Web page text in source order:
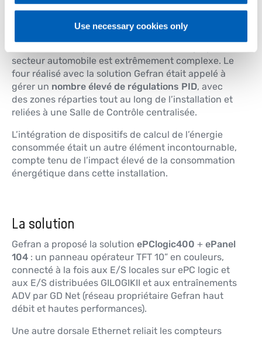
Use necessary cookies only
Le problème
secteur automobile est extrêmement complexe. Le
four réalisé avec la solution Gefran était appelé à
gérer un nombre élevé de régulations PID, avec
des zones réparties tout au long de l’installation et
reliées à une Salle de Contrôle centralisée.
L’intégration de dispositifs de calcul de l’énergie
consommée était un autre élément incontournable,
compte tenu de l’impact élevé de la consommation
énergétique dans cette installation.
La solution
Gefran a proposé la solution ePClogic400 + ePanel
104 : un panneau opérateur TFT 10” en couleurs,
connecté à la fois aux E/S locales sur ePC logic et
aux E/S distribuées GILOGIKII et aux entraînements
ADV par GD Net (réseau propriétaire Gefran haut
débit et hautes performances).
Une autre dorsale Ethernet reliait les compteurs